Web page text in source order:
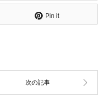
Pin it